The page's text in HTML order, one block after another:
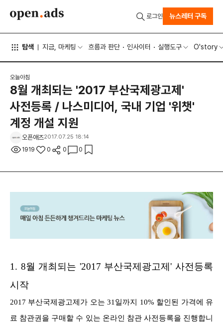
탐색 지금, 마케팅 흐름과 판단 인사이터 실행도구 O'story
로그인 뉴스레터 구독
오늘아침
8월 개최되는 '2017 부산국제광고제'
사전등록 / 나스미디어, 국내 기업 '위챗'
계정 개설 지원
오픈애즈2017.07.25 18:14
1919 0 0 0
1. 8월 개최되는 '2017 부산국제광고제' 사전등록
시작
2017 부산국제광고제가 오는 31일까지 10% 할인된 가격에 유
료 참관권을 구매할 수 있는 온라인 참관 사전등록을 진행합니